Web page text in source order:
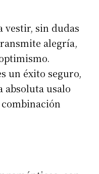
vestir, sin dudas
alegría,
un éxito seguro,
absoluta usalo